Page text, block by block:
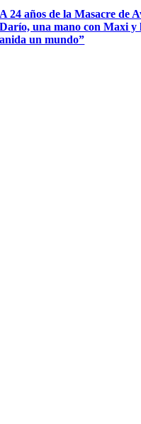
A 24 años de la Masacre de
Darío, una mano con Maxi y
anida un mundo”